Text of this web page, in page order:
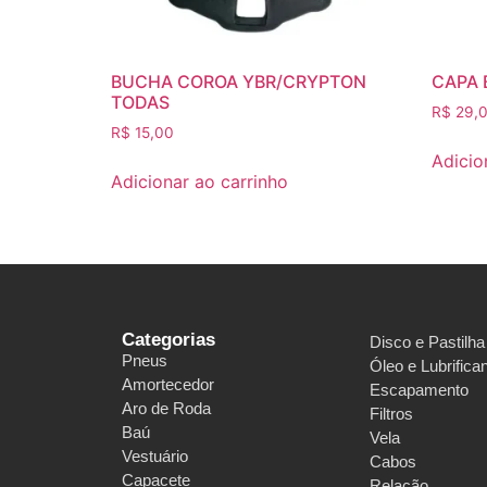
BUCHA COROA YBR/CRYPTON
TODAS
R$ 15,00
Adicionar ao carrinho
CAPA
R$
Categorias
Pneus
Amortecedor
Aro de Roda
Baú
Vestuário
Capacete
Disco e Pastilha
Óleo e
Escapamento
Filtros
Vela
Cabos